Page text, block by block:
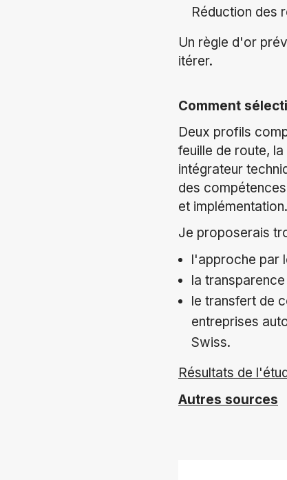
Réduction des
Un règle d'or
itérer.
Comment
Deux profils
feuille de route,
intégrateur
des
et implémentation.
Je proposerais
l'approche par
la
le transfert de
entreprises
Swiss.
Résultats de
Autres sources